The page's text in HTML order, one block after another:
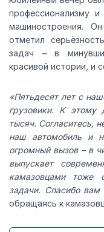
профессионализму и
машиностроения.
отметил
задач – в
красивой истории, и
«Пятьдесят лет с
грузовики. К
тысяч. Согласитесь,
наш автомобиль и
огромный вызов – в
выпускает
камазовцами тоже
задачи. Спасибо вам
обращаясь к